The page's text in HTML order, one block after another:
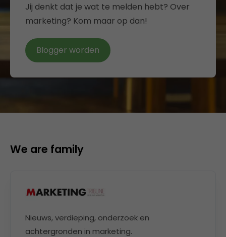
Jij denkt dat je wat te melden hebt? Over
marketing? Kom maar op dan!
Blogger worden
We are family
Nieuws, verdieping, onderzoek en
achtergronden in marketing.